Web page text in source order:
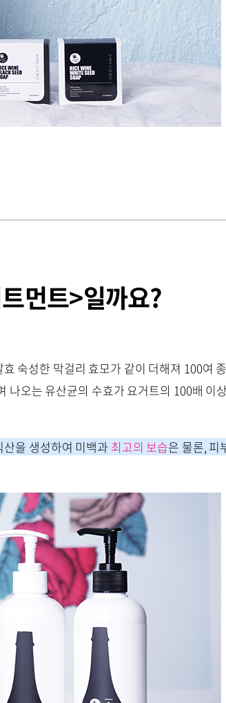
먼트>일까요?
숙성한 막걸리 효모가 같이 더해져 100여
나오는 유산균의 수효가 요거트의 100배 이
을 생성하여 미백과 최고의 보습은 물론, 피